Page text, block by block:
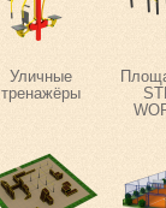
Уличные
тренажёры